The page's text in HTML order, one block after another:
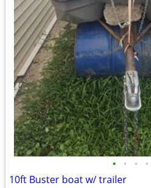
• • • •
10ft Buster boat w/ trailer